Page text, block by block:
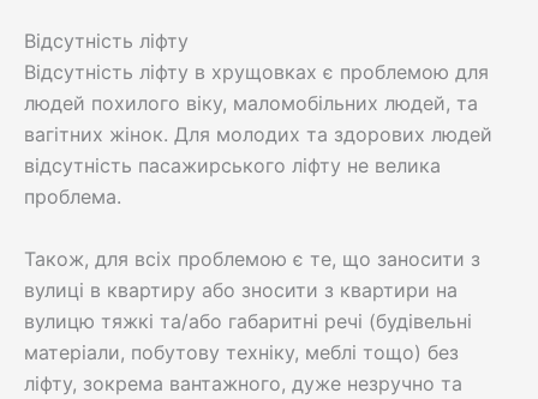
Відсутність ліфту
Відсутність ліфту в хрущовках є проблемою для
людей похилого віку, маломобільних людей, та
вагітних жінок. Для молодих та здорових людей
відсутність пасажирського ліфту не велика
проблема.
Також, для всіх проблемою є те, що заносити з
вулиці в квартиру або зносити з квартири на
вулицю тяжкі та/або габаритні речі (будівельні
матеріали, побутову техніку, меблі тощо) без
ліфту, зокрема вантажного, дуже незручно та